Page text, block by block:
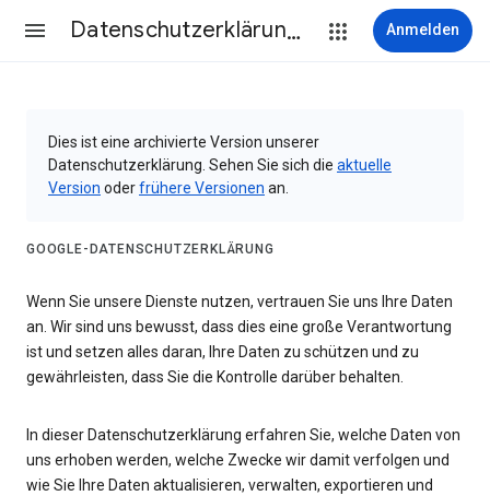
Datenschutzerklärung & Nutzungsbedingungen Anmelden
Dies ist eine archivierte Version unserer
Datenschutzerklärung. Sehen Sie sich die aktuelle
Version oderfrühere Versionen an.
GOOGLE-DATENSCHUTZERKLÄRUNG
Wenn Sie unsere Dienste nutzen, vertrauen Sie uns Ihre Daten
an. Wir sind uns bewusst, dass dies eine große Verantwortung
ist und setzen alles daran, Ihre Daten zu schützen und zu
gewährleisten, dass Sie die Kontrolle darüber behalten.
In dieser Datenschutzerklärung erfahren Sie, welche Daten von
uns erhoben werden, welche Zwecke wir damit verfolgen und
wie Sie Ihre Daten aktualisieren, verwalten, exportieren und